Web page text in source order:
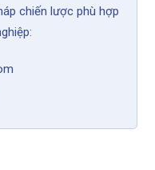
chiến lược phù hợp